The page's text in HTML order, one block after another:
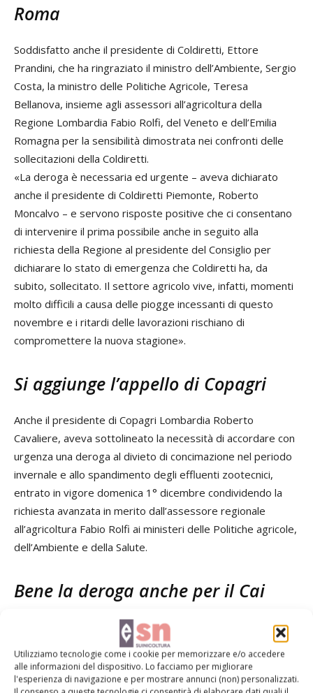
Utilizziamo tecnologie come i cookie per memorizzare e/o accedere
alle informazioni del dispositivo. Lo facciamo per migliorare
l'esperienza di navigazione e per mostrare annunci (non) personalizzati.
Roma
Soddisfatto anche il presidente di Coldiretti, Ettore
Prandini, che ha ringraziato il ministro dell’Ambiente, Sergio
Costa, la ministro delle Politiche Agricole, Teresa
Bellanova, insieme agli assessori all’agricoltura della
Regione Lombardia Fabio Rolfi, del Veneto e dell’Emilia
Romagna per la sensibilità dimostrata nei confronti delle
sollecitazioni della Coldiretti.
«La deroga è necessaria ed urgente – aveva dichiarato
anche il presidente di Coldiretti Piemonte, Roberto
Moncalvo – e servono risposte positive che ci consentano
di intervenire il prima possibile anche in seguito alla
richiesta della Regione al presidente del Consiglio per
dichiarare lo stato di emergenza che Coldiretti ha, da
subito, sollecitato. Il settore agricolo vive, infatti, momenti
molto difficili a causa delle piogge incessanti di questo
novembre e i ritardi delle lavorazioni rischiano di
compromettere la nuova stagione».
Si aggiunge l’appello di Copagri
Anche il presidente di Copagri Lombardia Roberto
Cavaliere, aveva sottolineato la necessità di accordare con
urgenza una deroga al divieto di concimazione nel periodo
invernale e allo spandimento degli effluenti zootecnici,
entrato in vigore domenica 1° dicembre condividendo la
richiesta avanzata in merito dall’assessore regionale
all’agricoltura Fabio Rolfi ai ministeri delle Politiche agricole,
dell’Ambiente e della Salute.
Bene la deroga anche per il Cai
«Il provvedimento del ministero dell’Ambiente che concede
la deroga al divieto di spandimenti degli effluenti di origine
zootecnica permette alle imprese agromeccaniche e agro-
zootecniche di superare una grave emergenza, dettata